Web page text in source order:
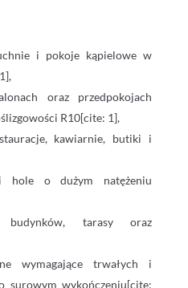
i pokoje kąpielowe w
oraz przedpokojach
R10[cite: 1],
kawiarnie, butiki i
hole o dużym natężeniu
budynków, tarasy oraz
wymagające trwałych i
surowym wykończeniu[cite: